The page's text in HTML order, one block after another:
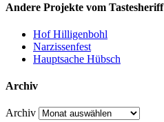
Andere Projekte vom Tastesheriff
Hof Hilligenbohl
Narzissenfest
Hauptsache Hübsch
Archiv
Archiv